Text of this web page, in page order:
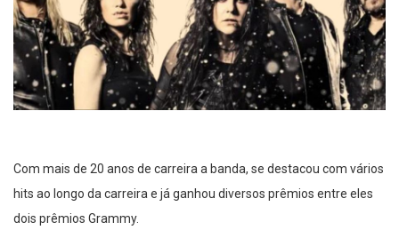
Com mais de 20 anos de carreira a banda, se destacou com vários
hits ao longo da carreira e já ganhou diversos prêmios entre eles
dois prêmios Grammy.